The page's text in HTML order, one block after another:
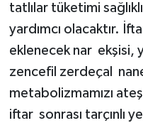
tatlılar tüketimi
yardımcı olacaktır.
eklenecek nar ekşisi,
zencefil zerdeçal
metabolizmamızı
iftar sonrası tarçınlı